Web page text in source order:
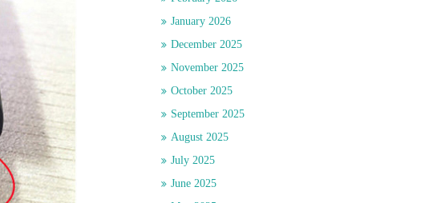
January 2026
December 2025
November 2025
October 2025
September 2025
August 2025
July 2025
June 2025